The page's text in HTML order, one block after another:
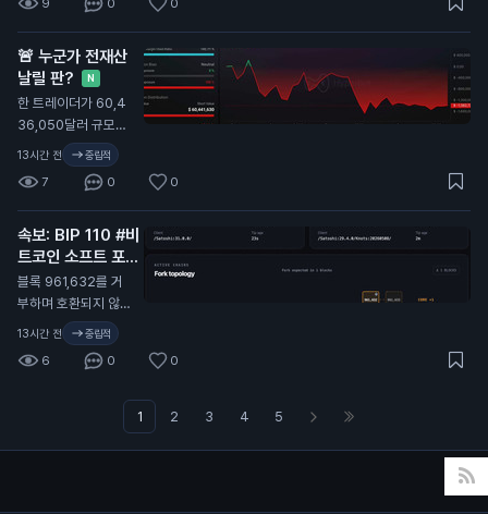
지 $350 남음.
9 0 0
🚨 누군가 전재산
날릴 판?
N
한 트레이더가 60,4
36,050달러 규모의
BTC 숏 포지션을 열
었음. 청산가: 65,31
3.1달러 완전 청산까
지 불과 350달러 차
이.
13시간 전 중립적
7 0 0
속보: BIP 110 #비
트코인 소프트 포크
가 공식적으로 실패
N
블록 961,632를 거
부하며 호환되지 않는
자체 블록체인으로 갈
13시간 전 중립적
6 0 0
1 2 3 4 5